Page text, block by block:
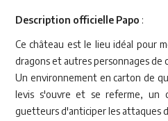
Description officielle Papo :
Ce château est le lieu idéal pour
dragons et autres personnages de
Un environnement en carton de
levis s'ouvre et se referme, un
guetteurs d'anticiper les attaques